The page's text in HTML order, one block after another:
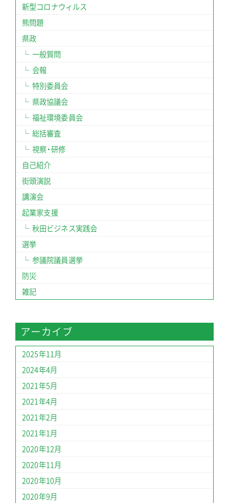
新型コロナウィルス
熊問題
県政
一般質問
会報
特別委員会
県政協議会
福祉環境委員会
総括審査
視察・研修
自己紹介
街頭演説
講演会
起業家支援
秋田ビジネス実践会
選挙
参議院議員選挙
防災
雑記
アーカイブ
2025年11月
2024年4月
2021年5月
2021年4月
2021年2月
2021年1月
2020年12月
2020年11月
2020年10月
2020年9月